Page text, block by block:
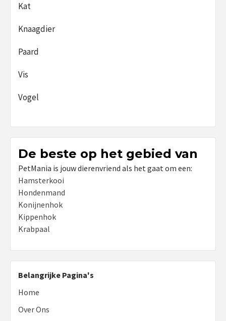
Kat
Knaagdier
Paard
Vis
Vogel
De beste op het gebied van
PetMania is jouw dierenvriend als het gaat om een:
Hamsterkooi
Hondenmand
Konijnenhok
Kippenhok
Krabpaal
Belangrijke Pagina's
Home
Over Ons